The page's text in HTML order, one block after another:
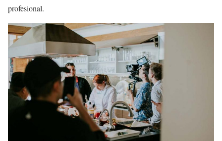
profesional.